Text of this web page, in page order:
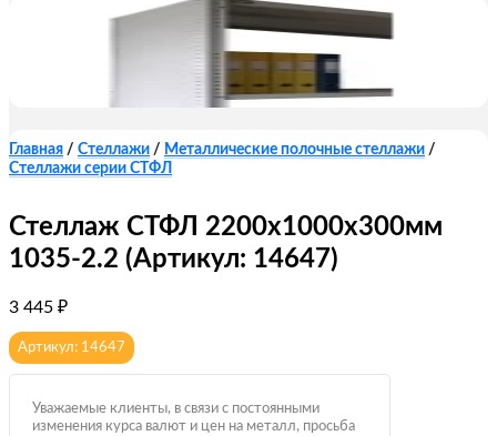
Главная / Стеллажи / Металлические полочные стеллажи /
Стеллажи серии СТФЛ
Стеллаж СТФЛ 2200x1000x300мм
1035-2.2 (Артикул: 14647)
3 445 ₽
Артикул: 14647
Уважаемые клиенты, в связи с постоянными
изменения курса валют и цен на металл, просьба